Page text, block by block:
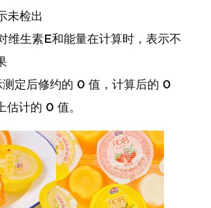
未检出
维生素E和能量在计算时，表示不
测定后修约的 0 值，计算后的 0
估计的 0 值。